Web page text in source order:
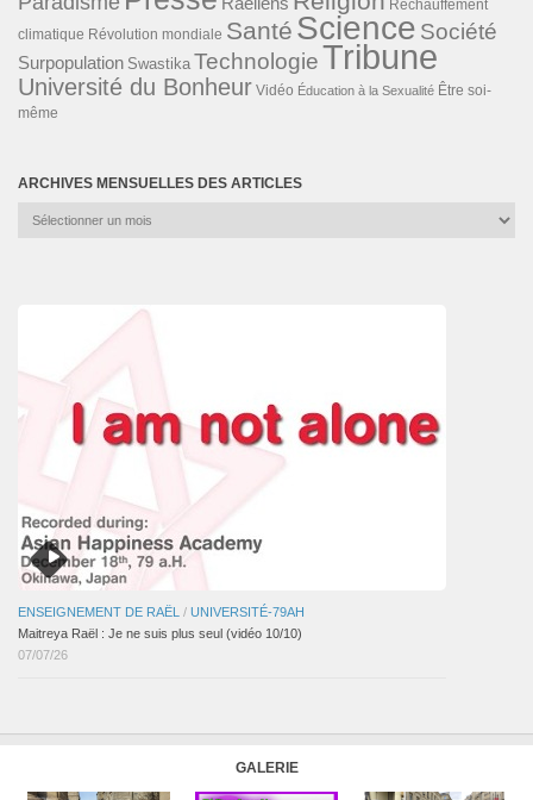
Réchauffement
climatique Révolution mondiale Santé Science Société
Surpopulation Swastika TechnologieTribune
Université du Bonheur Vidéo Éducation à la Sexualité Être soi-
même
ARCHIVES MENSUELLES DES ARTICLES
Archives
ENSEIGNEMENT DE RAËL / UNIVERSITÉ-79AH
Maitreya Raël : Je ne suis plus seul (vidéo 10/10)
07/07/26
GALERIE